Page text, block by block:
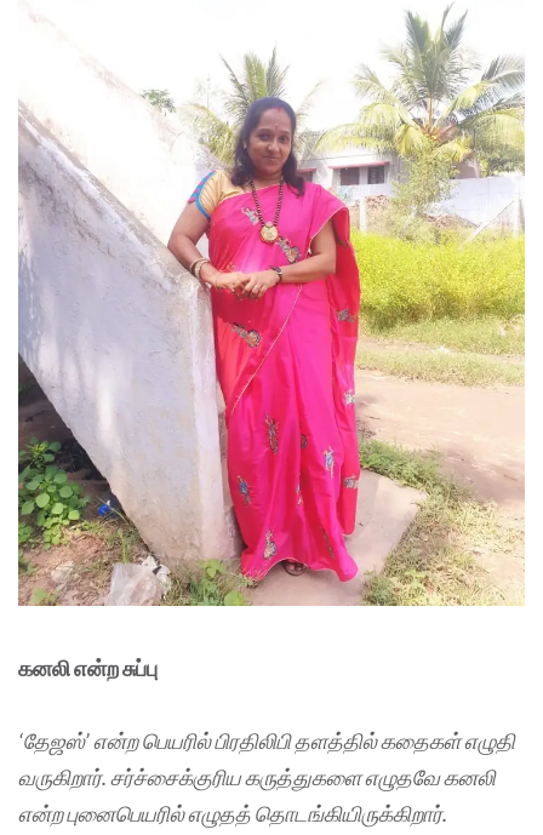
கனலி என்ற சுப்பு
‘தேஜஸ்’ என்ற பெயரில் பிரதிலிபி தளத்தில் கதைகள் எழுதி
வருகிறார். சர்ச்சைக்குரிய கருத்துகளை எழுதவே கனலி
என்ற புனைபெயரில் எழுதத் தொடங்கியிருக்கிறார்.